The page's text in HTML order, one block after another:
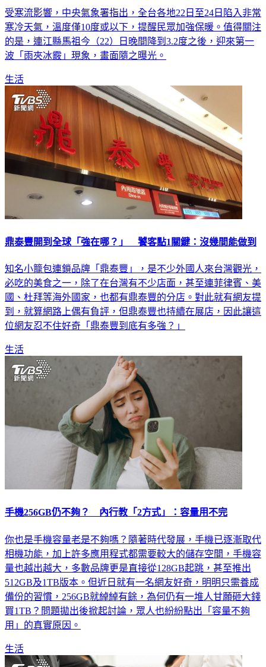
受寒流影響，中央氣象署指出，全台各地22日至24日陷入非常
寒冷天氣，溫度僅10度或以下，提醒民眾加強保暖。值得關注
的是，連江縣馬祖今（22）日晚間降到3.2度之後，迎來第一
波「雨夾冰霰」現象，畫面隨之曝光。
生活
鼎泰豐開到全球「強在哪？」 饕客點1關鍵：沒幾間能做到
知名小籠包連鎖品牌「鼎泰豐」，是不少外國人來台灣觀光，
必吃的美食之一，除了在台灣有不少店面，甚至連菲律賓、美
國、杜拜等海外國家，也都有鼎泰豐的分店。對此就有網友提
到，就算網路上偶有負評，但鼎泰豐也持續在展店，因此讓這
位網友忍不住好奇「鼎泰豐到底有多強？」
生活
手機256GB仍不夠？ 內行教「2方式」：容量用不完
你也是手機容量老是不夠嗎？隨著時代發展，手機已逐漸取代
相機功能，加上許多應用程式都需要較大的儲存空間，手機容
量也越出越大，多數品牌更是直接從128GB起跳，甚至推出
512GB及1TB版本。但近日就有一名網友好奇，明明只需養成
備份的習慣，256GB就綽綽有餘，為何仍有一堆人甘願砸大錢
買1TB？問題拋出後掀起討論，眾人也紛紛點出「容量不夠
用」的真實原因。
生活